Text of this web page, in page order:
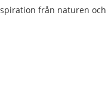
från naturen